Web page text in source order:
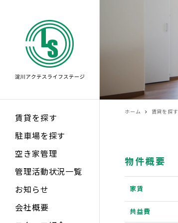
賃貸を探す
駐車場を探す
空き家管理
管理活動状況一覧
お知らせ
会社概要
ホーム 賃貸を探す
物件概要
家賃
共益費